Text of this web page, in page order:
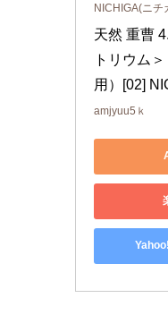
NICHIGA(ニチ
天然 重曹
トリウム
用）[02]
amjyuu5ｋ